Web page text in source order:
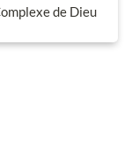
de Dieu